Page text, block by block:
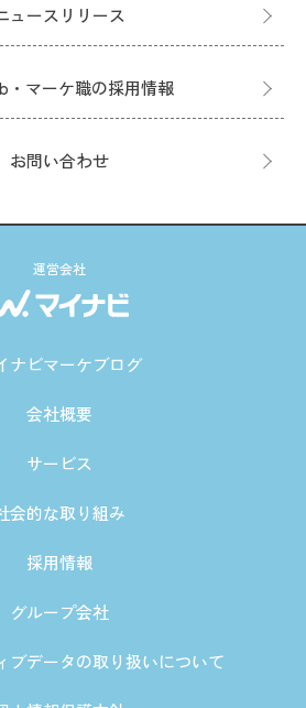
ュースリリース
・マーケ職の採用情報
お問い合わせ
運営会社
ナビマーケブログ
会社概要
サービス
会的な取り組み
採用情報
グループ会社
ブデータの取り扱いについて